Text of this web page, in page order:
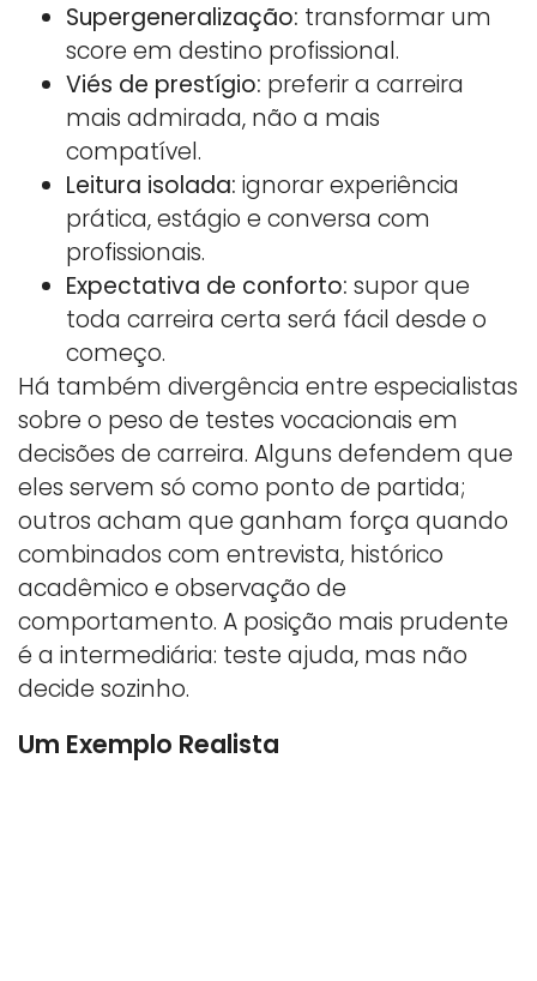
Supergeneralização: transformar um
score em destino profissional.
Viés de prestígio: preferir a carreira
mais admirada, não a mais
compatível.
Leitura isolada: ignorar experiência
prática, estágio e conversa com
profissionais.
Expectativa de conforto: supor que
toda carreira certa será fácil desde o
começo.
Há também divergência entre especialistas
sobre o peso de testes vocacionais em
decisões de carreira. Alguns defendem que
eles servem só como ponto de partida;
outros acham que ganham força quando
combinados com entrevista, histórico
acadêmico e observação de
comportamento. A posição mais prudente
é a intermediária: teste ajuda, mas não
decide sozinho.
Um Exemplo Realista